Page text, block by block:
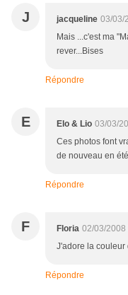
J jacqueline 03/03/
Mais ...c'est ma
rever...Bises
Répondre
E Elo & Lio 03/03/
Ces photos font
de nouveau en
Répondre
F Floria 02/03/2008
J'adore la couleur
Répondre